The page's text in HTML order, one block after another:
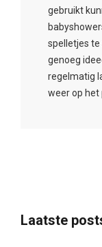
gebruikt
spelletjes te
genoeg
regelmatig
weer op het
Laatste